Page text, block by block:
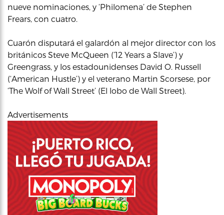
nueve nominaciones, y ‘Philomena’ de Stephen
Frears, con cuatro.
Cuarón disputará el galardón al mejor director con los
británicos Steve McQueen (’12 Years a Slave’) y
Greengrass, y los estadounidenses David O. Russell
(‘American Hustle’) y el veterano Martin Scorsese, por
‘The Wolf of Wall Street’ (El lobo de Wall Street).
Advertisements